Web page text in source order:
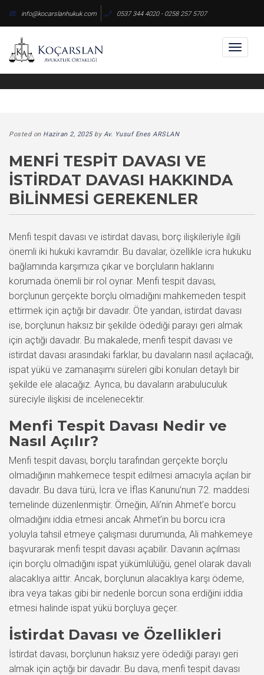
content
info@kocarslanhukuk.com 0537 344 4020 - 0258 257 5707
Posted on Haziran 2, 2025byAv. Yusuf Enes ARSLAN
MENFI TESPIT DAVASI VE
İSTIRDAT DAVASI HAKKINDA
BILINMESI GEREKENLER
Menfi tespit davası ve istirdat davası, borç ilişkileriyle ilgili
önemli iki hukuki kavramdır. Bu davalar, özellikle icra hukuku
bağlamında karşımıza çıkar ve borçluların haklarını
korumada önemli bir rol oynar. Menfi tespit davası,
borçlunun gerçekte borçlu olmadığını mahkemeden tespit
ettirmek için açtığı bir davadır. Öte yandan, istirdat davası
ise, borçlunun haksız bir şekilde ödediği parayı geri almak
için açtığı davadır. Bu makalede, menfi tespit davası ve
istirdat davası arasındaki farklar, bu davaların nasıl açılacağı,
ispat yükü ve zamanaşımı süreleri gibi konuları detaylı bir
şekilde ele alacağız. Ayrıca, bu davaların arabuluculuk
süreciyle ilişkisi de incelenecektir.
Menfi Tespit Davası Nedir ve
Nasıl Açılır?
Menfi tespit davası, borçlu tarafından gerçekte borçlu
olmadığının mahkemece tespit edilmesi amacıyla açılan bir
davadır. Bu dava türü, İcra ve İflas Kanunu’nun 72. maddesi
temelinde düzenlenmiştir. Örneğin, Ali’nin Ahmet’e borcu
olmadığını iddia etmesi ancak Ahmet’in bu borcu icra
yoluyla tahsil etmeye çalışması durumunda, Ali mahkemeye
başvurarak menfi tespit davası açabilir. Davanın açılması
için borçlu olmadığını ispat yükümlülüğü, genel olarak davalı
alacaklıya aittir. Ancak, borçlunun alacaklıya karşı ödeme,
ibra veya takas gibi bir nedenle borcun sona erdiğini iddia
etmesi halinde ispat yükü borçluya geçer.
İstirdat Davası ve Özellikleri
İstirdat davası, borçlunun haksız yere ödediği parayı geri
almak için açtığı bir davadır. Bu dava, menfi tespit davası